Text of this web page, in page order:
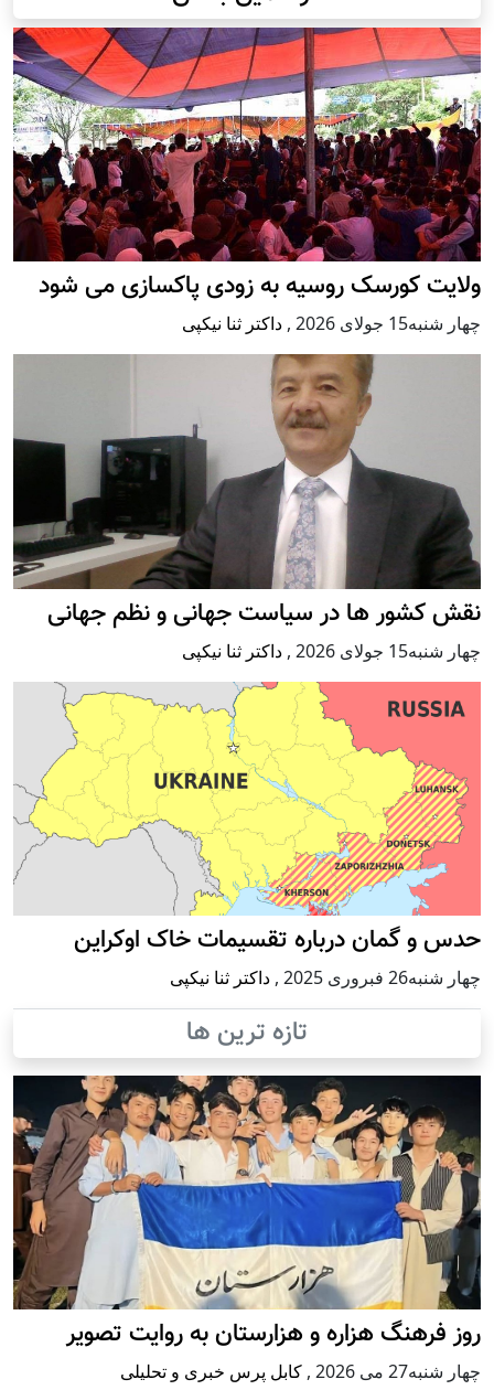
ولایت کورسک روسیه به زودی پاکسازی می شود
چهار شنبه15 جولای 2026 , داکتر ثنا نیکپی
نقش کشور ها در سیاست جهانی و نظم جهانی
چهار شنبه15 جولای 2026 , داکتر ثنا نیکپی
حدس و گمان درباره تقسیمات خاک اوکراین
چهار شنبه26 فبروری 2025 , داکتر ثنا نیکپی
تازه ترین ها
روز فرهنگ هزاره و هزارستان به روایت تصویر
چهار شنبه27 می 2026 , کابل پرس خبری و تحلیلی